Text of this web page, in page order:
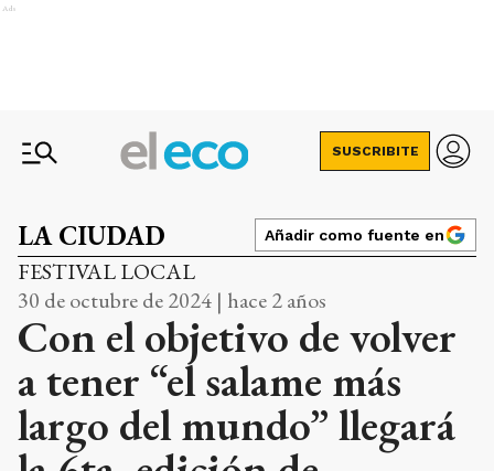
Ads
SUSCRIBITE
LA CIUDAD Añadir como fuente en
FESTIVAL LOCAL
30 de octubre de 2024 | hace 2 años
Con el objetivo de volver
a tener “el salame más
largo del mundo” llegará